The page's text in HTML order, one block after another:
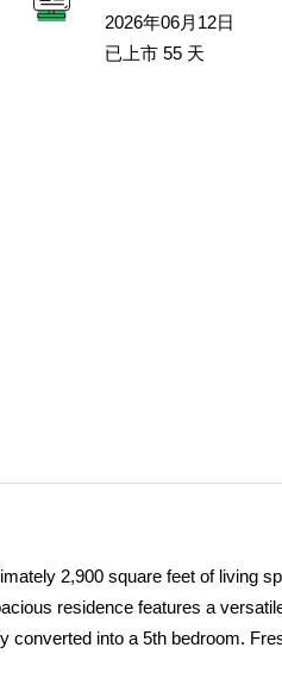
2026年06月12日
已上市 55 天
2,900 square feet of living
residence features a
converted into a 5th bedroom.
throughout enhance the